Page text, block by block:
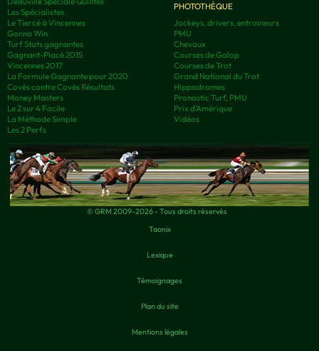
Les Spécialistes
Le Tiercé à Vincennes
Gonna Win
Turf Stats gagnantes
Gagnant-Placé 2015
Vincennes 2017
La Formule Gagnante pour 2020
Covès contre Covès Résultats
Money Masters
Le 2 sur 4 Facile
La Méthode Simple
Les 2 Perfs
PHOTOTHÈQUE
Jockeys, drivers, entraineurs
PMU
Chevaux
Courses de Galop
Courses de Trot
Grand National du Trot
Hippodromes
Pronostic Turf, PMU
Prix d’Amérique
Vidéos
© GRM 2009-2026 - Tous droits réservés
Taonix
Lexique
Témoignages
Plan du site
Mentions légales